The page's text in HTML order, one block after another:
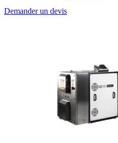
Demander un devis